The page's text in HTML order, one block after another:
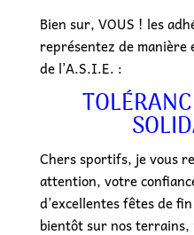
Bien sur, VOUS ! les
représentez de
de l’A.S.I.E. :
Chers sportifs, je vous
attention, votre
d’excellentes fêtes de
bientôt sur nos terrains,